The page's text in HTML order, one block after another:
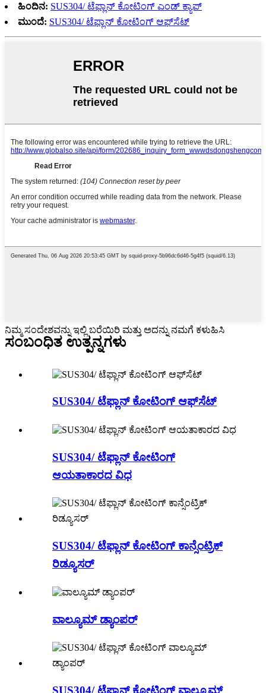
ಹಿಂದಿನ: SUS304/ ಟೆಫ್ಲಾನ್ ಕೋಟಿಂಗ್ ಎಂಡ್ ಕ್ಯಾಪ್
ಮುಂದೆ: SUS304/ ಟೆಫ್ಲಾನ್ ಕೋಟಿಂಗ್ ಆಫ್‌ಸೆಟ್
ನಿಮ್ಮ ಸಂದೇಶವನ್ನು ಇಲ್ಲಿ ಬರೆಯಿರಿ ಮತ್ತು ಅದನ್ನು ನಮಗೆ ಕಳುಹಿಸಿ
ಸಂಬಂಧಿತ ಉತ್ಪನ್ನಗಳು
SUS304/ ಟೆಫ್ಲಾನ್ ಕೋಟಿಂಗ್ ಆಫ್‌ಸೆಟ್
SUS304/ ಟೆಫ್ಲಾನ್ ಕೋಟಿಂಗ್
ಆಯತಾಕಾರದ ವಿಧ
SUS304/ ಟೆಫ್ಲಾನ್ ಕೋಟಿಂಗ್ ಕಾನ್ಸೆಂಟ್ರಿಕ್
ರಿಡ್ಯೂಸರ್
ವಾಲ್ಯೂಮ್ ಡ್ಯಾಂಪರ್
SUS304/ ಟೆಫ್ಲಾನ್ ಕೋಟಿಂಗ್ ವಾಲ್ಯೂಮ್